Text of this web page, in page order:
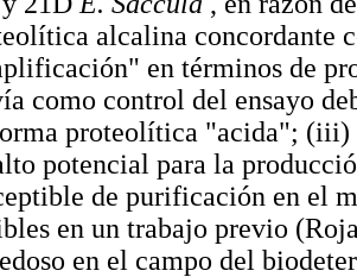
alcalina concordante
en términos de
como control del ensayo
proteolítica "acida"; (iii)
potencial para la
de purificación en el
en un trabajo previo
en el campo del